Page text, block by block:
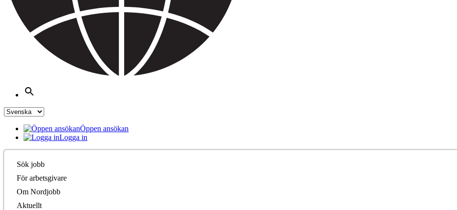
Öppen ansökan
Logga in
Sök jobb
För arbetsgivare
Om Nordjobb
Aktuellt